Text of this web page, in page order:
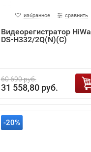
избранное сравнить
Видеорегистратор
DS-H332/2Q(N)(C)
60 690 руб.
31 558,80 руб.
-20%